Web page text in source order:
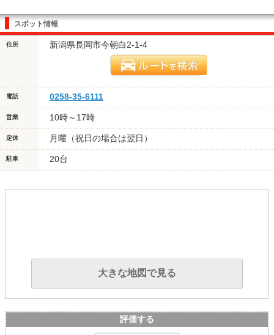
スポット情報
住所 新潟県長岡市今朝白2-1-4
電話 0258-35-6111
営業 10時～17時
定休 月曜（祝日の場合は翌日）
駐車 20台
大きな地図で見る
評価する